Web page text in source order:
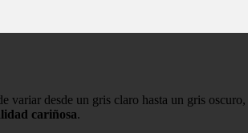
desde un gris claro hasta un gris
cariñosa.